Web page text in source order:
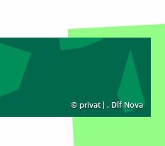
© privat | , Dlf Nova